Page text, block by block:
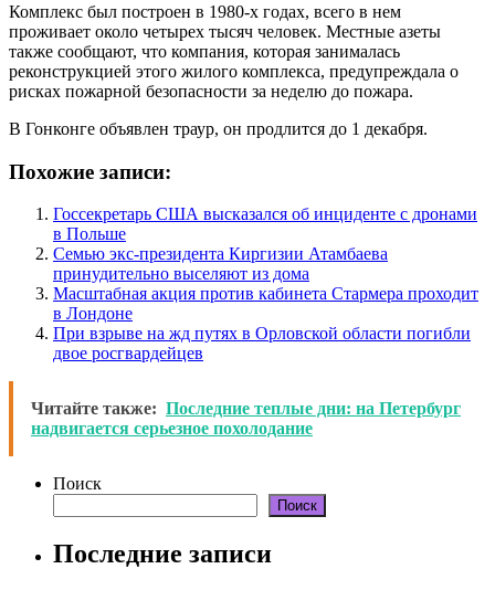
Комплекс был построен в 1980-х годах, всего в нем
проживает около четырех тысяч человек. Местные азеты
также сообщают, что компания, которая занималась
реконструкцией этого жилого комплекса, предупреждала о
рисках пожарной безопасности за неделю до пожара.
В Гонконге объявлен траур, он продлится до 1 декабря.
Похожие записи:
Госсекретарь США высказался об инциденте с дронами
в Польше
Семью экс-президента Киргизии Атамбаева
принудительно выселяют из дома
Масштабная акция против кабинета Стармера проходит
в Лондоне
При взрыве на жд путях в Орловской области погибли
двое росгвардейцев
Читайте также: Последние теплые дни: на Петербург
надвигается серьезное похолодание
Поиск
Поиск
Последние записи